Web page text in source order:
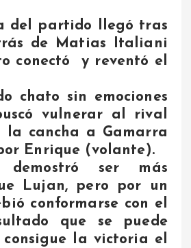
del partido llegó tras
de Matias Italiani
conectó y reventó el
chato sin emociones
vulnerar al rival
la cancha a Gamarra
Enrique (volante).
ser más
Lujan, pero por un
conformarse con el
que se puede
la victoria el